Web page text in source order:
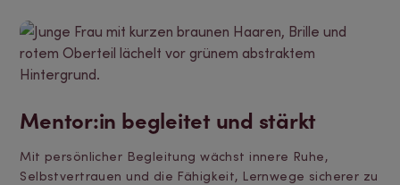
Mentor:in begleitet und stärkt
Mit persönlicher Begleitung wächst innere Ruhe,
Selbstvertrauen und die Fähigkeit, Lernwege sicherer zu